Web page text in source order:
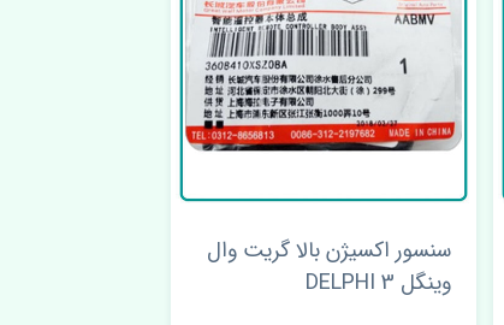
سنسور اکسیژن بالا گریت وال
وینگل 3 DELPHI